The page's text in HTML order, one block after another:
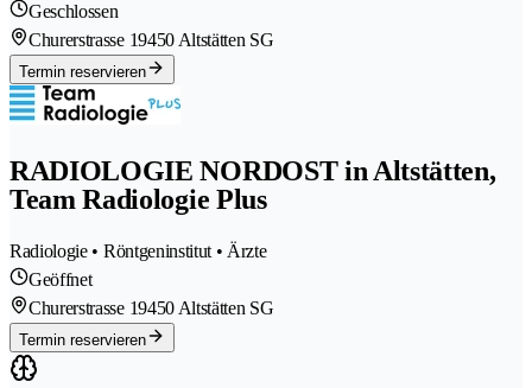
Geschlossen
Churerstrasse 19450 Altstätten SG
Termin reservieren
RADIOLOGIE NORDOST in Altstätten,
Team Radiologie Plus
Radiologie • Röntgeninstitut • Ärzte
Geöffnet
Churerstrasse 19450 Altstätten SG
Termin reservieren